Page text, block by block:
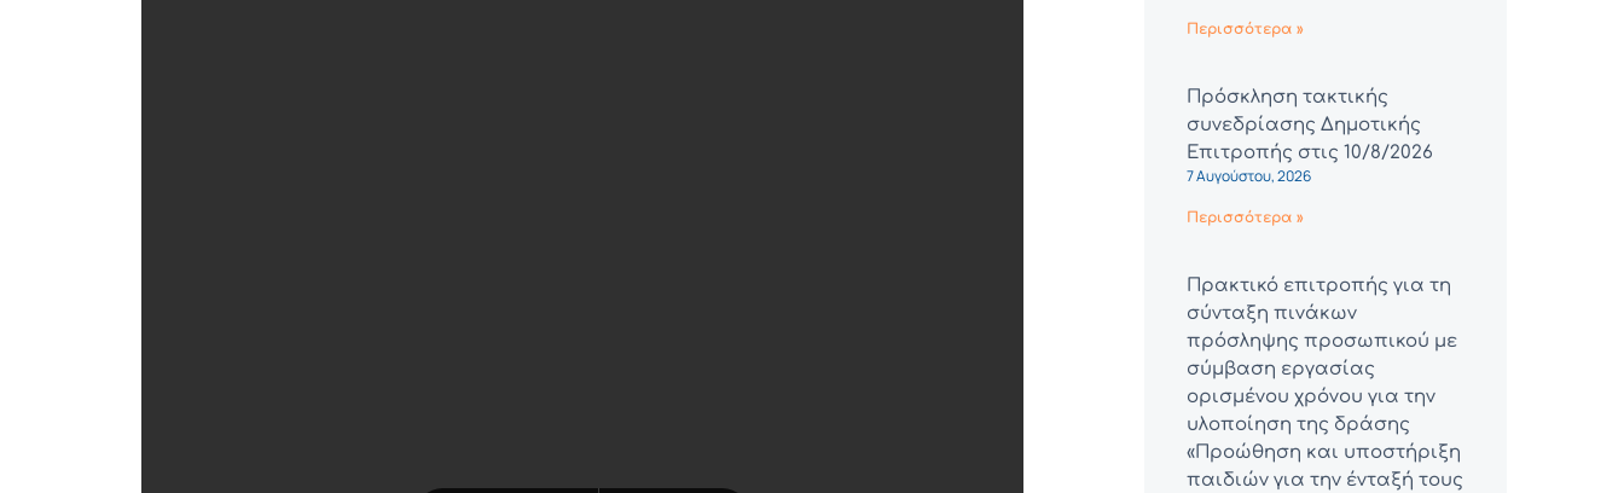
Περισσότερα »
Πρόσκληση τακτικής
συνεδρίασης Δημοτικής
Επιτροπής στις 10/8/2026
7 Αυγούστου, 2026
Περισσότερα »
Πρακτικό επιτροπής για τη
σύνταξη πινάκων
πρόσληψης προσωπικού με
σύμβαση εργασίας
ορισμένου χρόνου για την
υλοποίηση της δράσης
«Προώθηση και υποστήριξη
παιδιών για την ένταξή τους